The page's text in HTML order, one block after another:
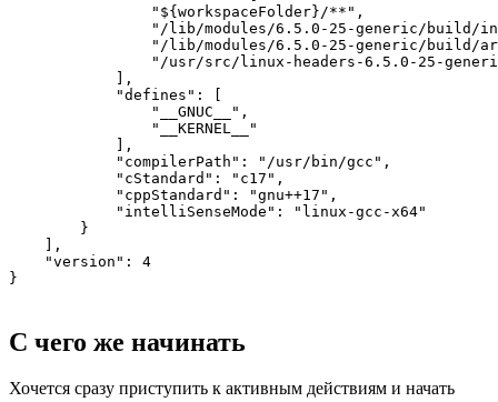
                "${workspaceFolder}/**",
"/lib/modules/6.5.0-25-generic/build/
"/lib/modules/6.5.0-25-generic/build/
"/usr/src/linux-headers-6.5.0-25-
            ],
            "defines": [
                "__GNUC__",
                "__KERNEL__"
            ],
            "compilerPath": "/usr/bin/gcc",
            "cStandard": "c17",
            "cppStandard": "gnu++17",
            "intelliSenseMode": "linux-gcc-x64"
        }
    ],
    "version": 4
}
С чего же начинать
Хочется сразу приступить к активным действиям и начать